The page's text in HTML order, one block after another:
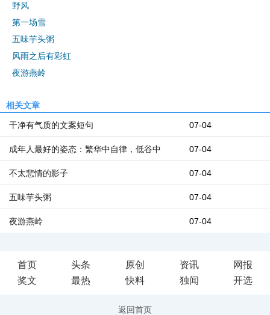
野风
第一场雪
五味芋头粥
风雨之后有彩虹
夜游燕岭
相关文章
07-04
干净有气质的文案短句
07-04
成年人最好的姿态：繁华中自律，低谷中
07-04
不太悲情的影子
07-04
五味芋头粥
07-04
夜游燕岭
首页 头条 原创 资讯
网报
奖文
最热 快料 独闻 开选
返回首页